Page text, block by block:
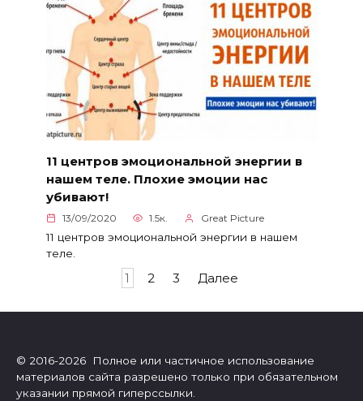
11 центров эмоциональной энергии в
нашем теле. Плохие эмоции нас
убивают!
13/09/2020 1.5к. Great Picture
11 центров эмоциональной энергии в нашем
теле.
1 2 3 Далее
© 2016-2026 Полное или частичное использование
материалов сайта разрешено только при обязательном
указании прямой гиперссылки.